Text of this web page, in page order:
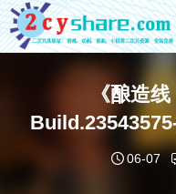
《酿造
06-07